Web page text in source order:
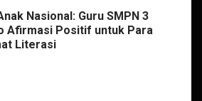
Nasional: Guru SMPN 3
Afirmasi Positif untuk Para
Literasi